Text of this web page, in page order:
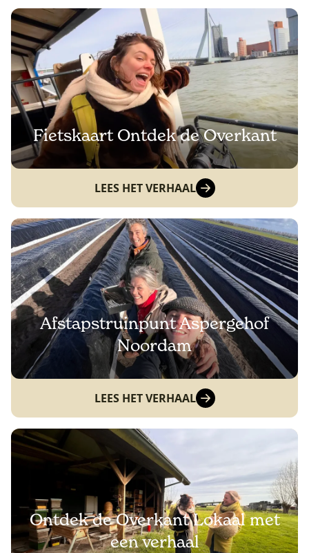
Fietskaart Ontdek de Overkant
LEES HET VERHAAL
Afstapstruinpunt Aspergehof
Noordam
LEES HET VERHAAL
Ontdek de Overkant Lokaal met
een verhaal